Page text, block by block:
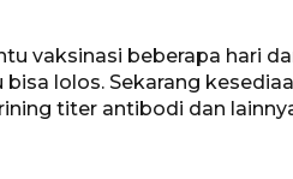
vaksinasi beberapa hari
bisa lolos. Sekarang
titer antibodi dan